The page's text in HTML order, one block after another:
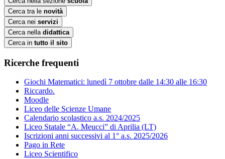
Cerca tra le novità
Cerca nei servizi
Cerca nella didattica
Cerca in tutto il sito
Ricerche frequenti
Giochi Matematici: lunedì 7 ottobre dalle 14:30 alle 16:30
Riccardo.
Moodle
Liceo delle Scienze Umane
Calendario scolastico a.s. 2024/2025
Liceo Statale “A. Meucci” di Aprilia (LT)
Iscrizioni anni successivi al 1° a.s. 2025/2026
Pago in Rete
Liceo Scientifico